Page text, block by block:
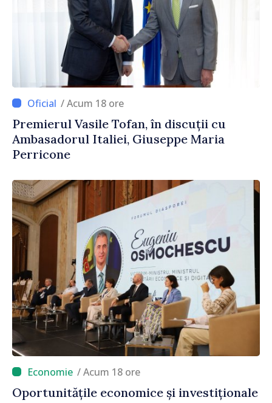
/ Acum 18 ore
Premierul Vasile Tofan, în discuții cu
Ambasadorul Italiei, Giuseppe Maria
Perricone
/ Acum 18 ore
Oportunitățile economice și investiționale